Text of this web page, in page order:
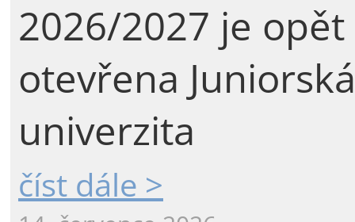
2026/2027 je opět
otevřena Juniorská
univerzita
číst dále >